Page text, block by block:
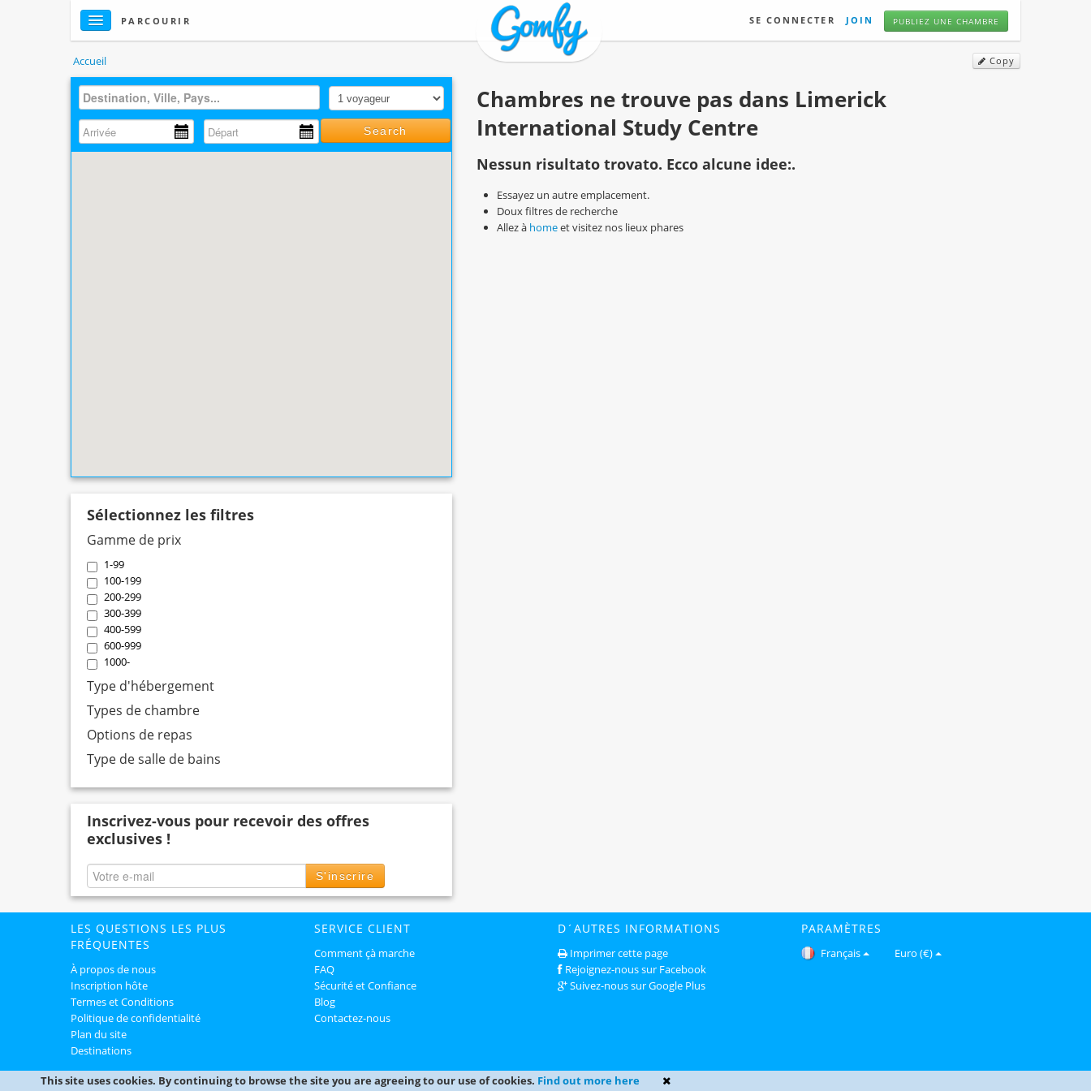
PARCOURIR SE CONNECTER JOIN PUBLIEZ UNE CHAMBRE
Copy
Accueil
Search
Sélectionnez les filtres
Gamme de prix
1-99
100-199
200-299
300-399
400-599
600-999
1000-
Type d'hébergement
Types de chambre
Options de repas
Type de salle de bains
Inscrivez-vous pour recevoir des offres
exclusives !
S'inscrire
Chambres ne trouve pas dans Limerick
International Study Centre
Nessun risultato trovato. Ecco alcune idee:.
Essayez un autre emplacement.
Doux filtres de recherche
Allez à homeet visitez nos lieux phares
LES QUESTIONS LES PLUS
FRÉQUENTES
À propos de nous
Inscription hôte
Termes et Conditions
Politique de confidentialité
Plan du site
Destinations
SERVICE CLIENT
Comment çà marche
FAQ
Sécurité et Confiance
Blog
Contactez-nous
D´AUTRES INFORMATIONS
Imprimer cette page
Rejoignez-nous sur Facebook
Suivez-nous sur Google Plus
PARAMÈTRES
Français Euro (€)
Copyright © 2026 Gomfy.com. Tous droits réservés.
This site uses cookies. By continuing to browse the site you are agreeing to our use of cookies. Find out more here